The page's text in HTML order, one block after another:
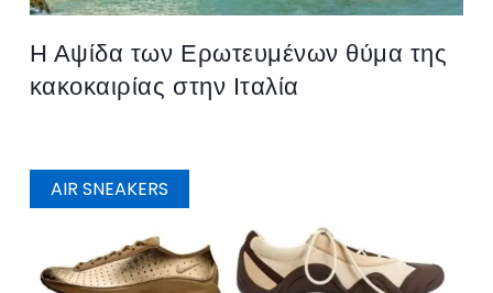
Η Αψίδα των Ερωτευμένων θύμα της
κακοκαιρίας στην Ιταλία
AIR SNEAKERS